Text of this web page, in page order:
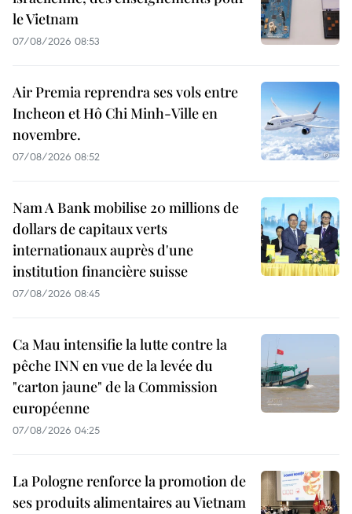
le Vietnam
07/08/2026 08:53
Air Premia reprendra ses vols entre
Incheon et Hô Chi Minh-Ville en
novembre.
07/08/2026 08:52
Nam A Bank mobilise 20 millions de
dollars de capitaux verts
internationaux auprès d'une
institution financière suisse
07/08/2026 08:45
Ca Mau intensifie la lutte contre la
pêche INN en vue de la levée du
"carton jaune" de la Commission
européenne
07/08/2026 04:25
La Pologne renforce la promotion de
ses produits alimentaires au Vietnam